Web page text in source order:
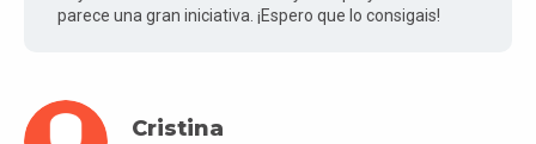
parece una gran iniciativa. ¡Espero que lo consigais!
Cristina